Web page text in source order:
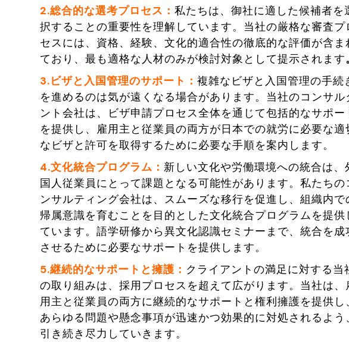
2.総合的な選考プロセス：私たちは、御社に適した候補者を
択することの重要性を理解しています。当社の厳格な審査プ
セスには、資格、経験、文化的適合性の徹底的な評価が含ま
ており、最も適格な人材のみが検討対象として提示されます
3.ビザと入国管理のサポート：複雑なビザと入国管理の手続
を進めるのは気が遠くなる場合があります。当社のコンサル
ント会社は、ビザ申請プロセス全体を通じて包括的なサポー
を提供し、雇用主と従業員の両方が日本での就労に必要な適
なビザと許可を取得するために必要な手順を案内します。
4.文化統合プログラム：新しい文化や労働環境への統合は、
国人従業員にとって課題となる可能性があります。私たちの
ンサルティング会社は、スムーズな移行を促進し、組織内で
帰属意識を育むことを目的とした文化統合プログラムを提供
ています。語学研修から異文化認識セミナーまで、統合を成
させるために必要なサポートを提供します。
5.継続的なサポートと擁護： クライアントの満足に対する当
の取り組みは、採用プロセスを超えて広がります。当社は、
用主と従業員の両方に継続的なサポートと権利擁護を提供し
あらゆる問題や懸念事項が迅速かつ効果的に対処されるよう
引き続き尽力していきます。